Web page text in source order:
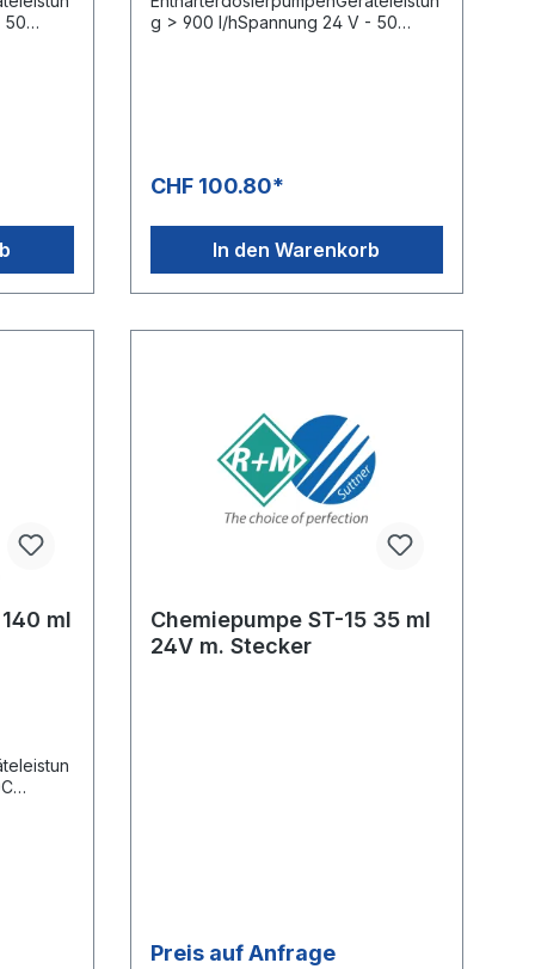
50
g > 900 l/hSpannung 24 V - 50
CHF 100.80*
In den Warenkorb
ml
Chemiepumpe ST-15 35 ml
24V m. Stecker
Preis auf Anfrage